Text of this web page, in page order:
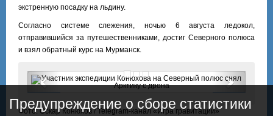
экстренную посадку на льдину.
Согласно системе слежения, ночью 6 августа ледокол,
отправившийся за путешественниками, достиг Северного полюса
и взял обратный курс на Мурманск.
Предыдущий
Фото: Оскар Конюхов / Telegram-канал «Игра гравитации»
Предупреждение о сборе статистики